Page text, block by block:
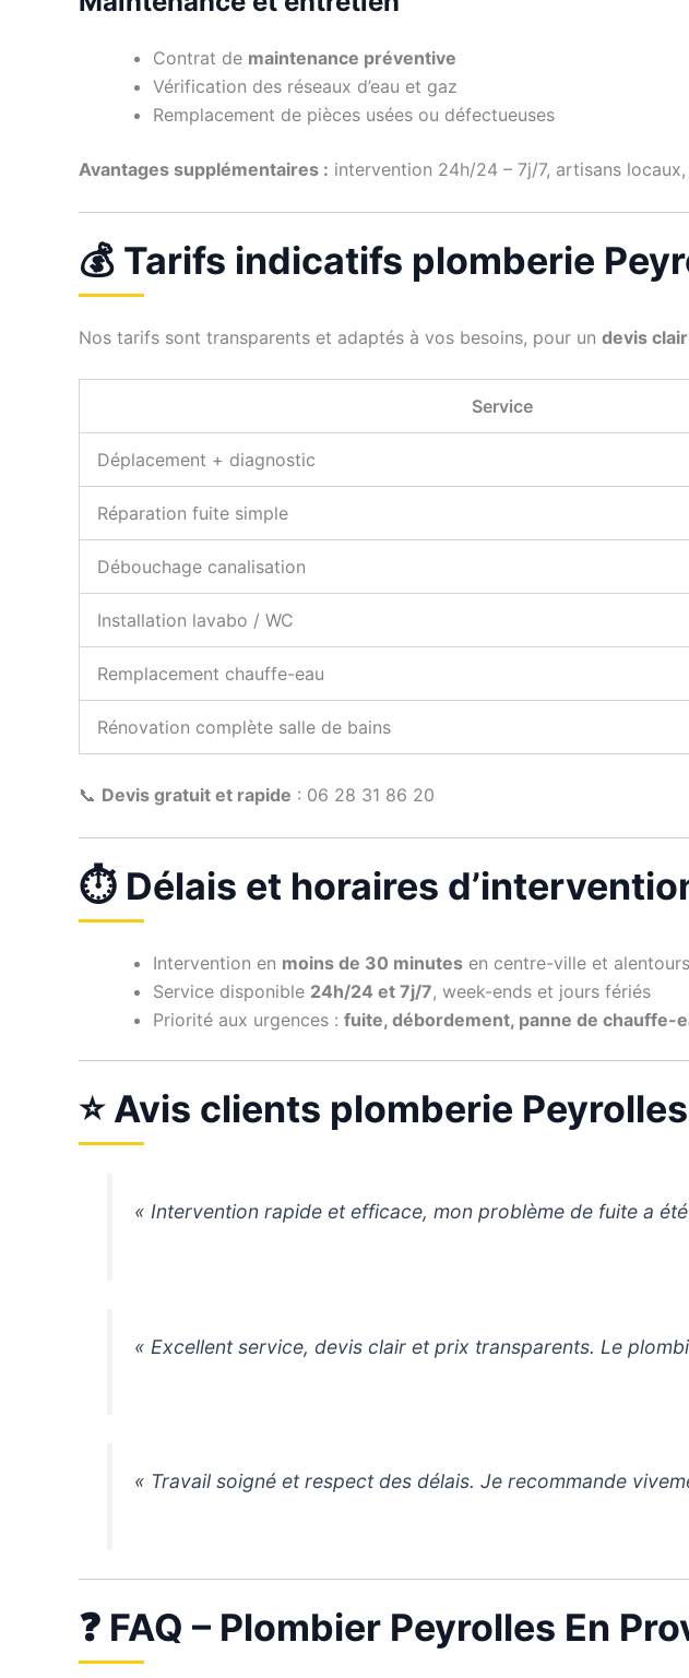
Contrat de maintenance préventive
Vérification des réseaux d’eau et gaz
Remplacement de pièces usées ou défectueuses
Avantages supplémentaires : intervention 24h/24 – 7j/7, artisans
💰 Tarifs indicatifs plomberie
Nos tarifs sont transparents et adaptés à vos besoins, pour un devis
Service
Déplacement + diagnostic
Réparation fuite simple
Débouchage canalisation
Installation lavabo / WC
Remplacement chauffe-eau
Rénovation complète salle de bains
📞 Devis gratuit et rapide : 06 28 31 86 20
⏱️ Délais et horaires
Intervention en moins de 30 minutes en centre-ville et alentours
Service disponible 24h/24 et 7j/7, week-ends et jours fériés
Priorité aux urgences : fuite, débordement, panne de chauffe-
⭐ Avis clients plomberie
« Intervention rapide et efficace, mon problème de fuite a
« Excellent service, devis clair et prix transparents. Le
« Travail soigné et respect des délais. Je recommande
❓ FAQ – Plombier Peyrolles En